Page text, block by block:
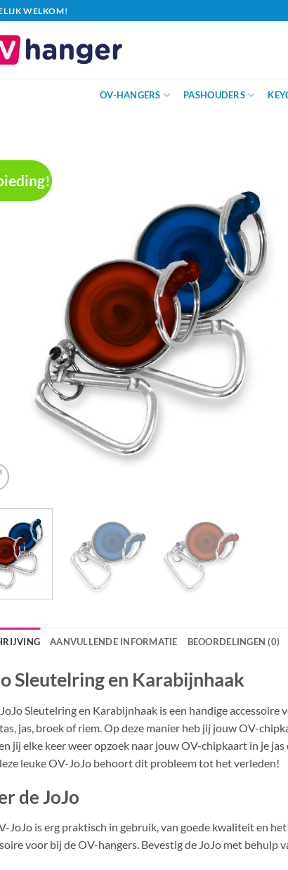
WELKOM!
OV-HANGERS PASHOUDERS
AANVULLENDE INFORMATIE BEOORDELINGEN (0)
Sleutelring en Karabijnhaak
Sleutelring en Karabijnhaak is een handige
jas, broek of riem. Op deze manier heb jij jouw OV-
jij elke keer weer opzoek naar jouw OV-chipkaart in je
leuke OV-JoJo behoort dit probleem tot het verleden!
de JoJo
JoJo is erg praktisch in gebruik, van goede kwaliteit en
voor bij de OV-hangers. Bevestig de JoJo met behulp